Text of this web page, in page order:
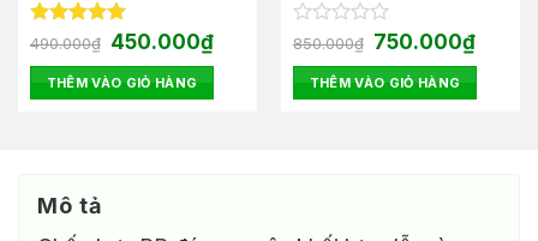
Được xếp
5.00
5 sao
490.000₫ Giá
gốc
là:
490.000₫.
450.000₫Giá
hiện
tại
là:
450.000₫.
THÊM VÀO GIỎ HÀNG
Được
hạng
0
850.000₫ Giá
gốc
là:
850.000₫.
750.000₫Giá
hiện
tại
là:
THÊM VÀO GIỎ HÀNG
Mô tả